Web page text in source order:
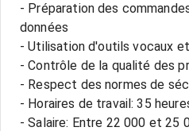
- Préparation des
données
- Utilisation d'outils vocaux
- Contrôle de la qualité des
- Respect des normes de
- Horaires de travail: 35
- Salaire: Entre 22 000 et 25